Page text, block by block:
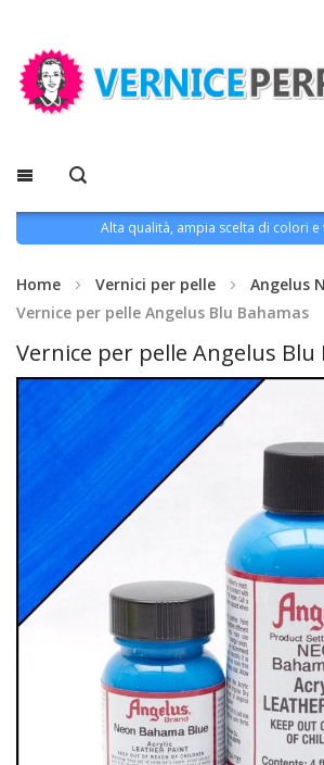
Alta qualità, ampia scelta di colori e
Home Vernici per pelle
Angelus
Vernice per pelle Angelus Blu Bahamas
Vernice per pelle Angelus Blu
Vai
immagini